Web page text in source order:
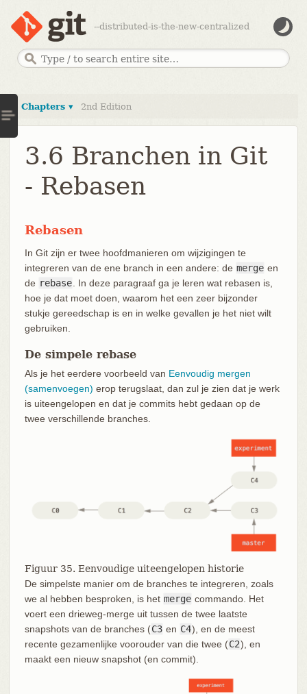
--distributed-is-the-new-centralized
Chapters ▾ 2nd Edition
3.6 Branchen in Git
- Rebasen
Rebasen
In Git zijn er twee hoofdmanieren om wijzigingen te
integreren van de ene branch in een andere: de merge en
de rebase . In deze paragraaf ga je leren wat rebasen is,
hoe je dat moet doen, waarom het een zeer bijzonder
stukje gereedschap is en in welke gevallen je het niet wilt
gebruiken.
De simpele rebase
Als je het eerdere voorbeeld van Eenvoudig mergen
(samenvoegen) erop terugslaat, dan zul je zien dat je werk
is uiteengelopen en dat je commits hebt gedaan op de
twee verschillende branches.
Figuur 35. Eenvoudige uiteengelopen historie
De simpelste manier om de branches te integreren, zoals
we al hebben besproken, is het merge commando. Het
voert een drieweg-merge uit tussen de twee laatste
snapshots van de branches (C3 en C4), en de meest
recente gezamenlijke voorouder van die twee (C2), en
maakt een nieuw snapshot (en commit).